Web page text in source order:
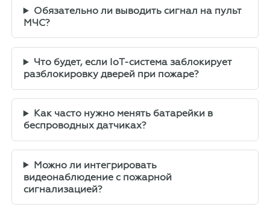
Обязательно ли выводить сигнал на пульт
МЧС?
Что будет, если IoT-система заблокирует
разблокировку дверей при пожаре?
Как часто нужно менять батарейки в
беспроводных датчиках?
Можно ли интегрировать
видеонаблюдение с пожарной
сигнализацией?